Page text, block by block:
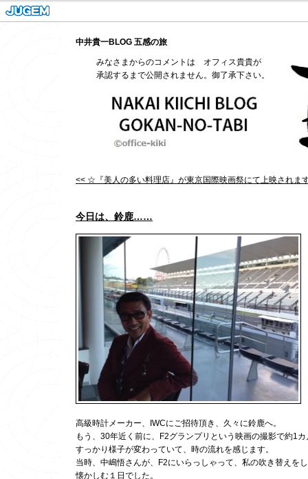
中井貴一BLOG 五感の旅
みなさまからのコメントは オフィス貴貴が
承認するまで公開されません。御了承下さい。
<< ☆『美人の多い料理店』が東京国際映画祭にて上映されま
今日は、鈴鹿……
高級時計メーカー、IWCにご招待頂き、久々に鈴鹿へ。
もう、30年近く前に、F2グランプリという映画の撮影で約1
すっかり様子が変わっていて、時の流れを感じます。
当時、中嶋悟さんが、F2にいらっしゃって、私の吹き替えを
懐かしむ１日でした。